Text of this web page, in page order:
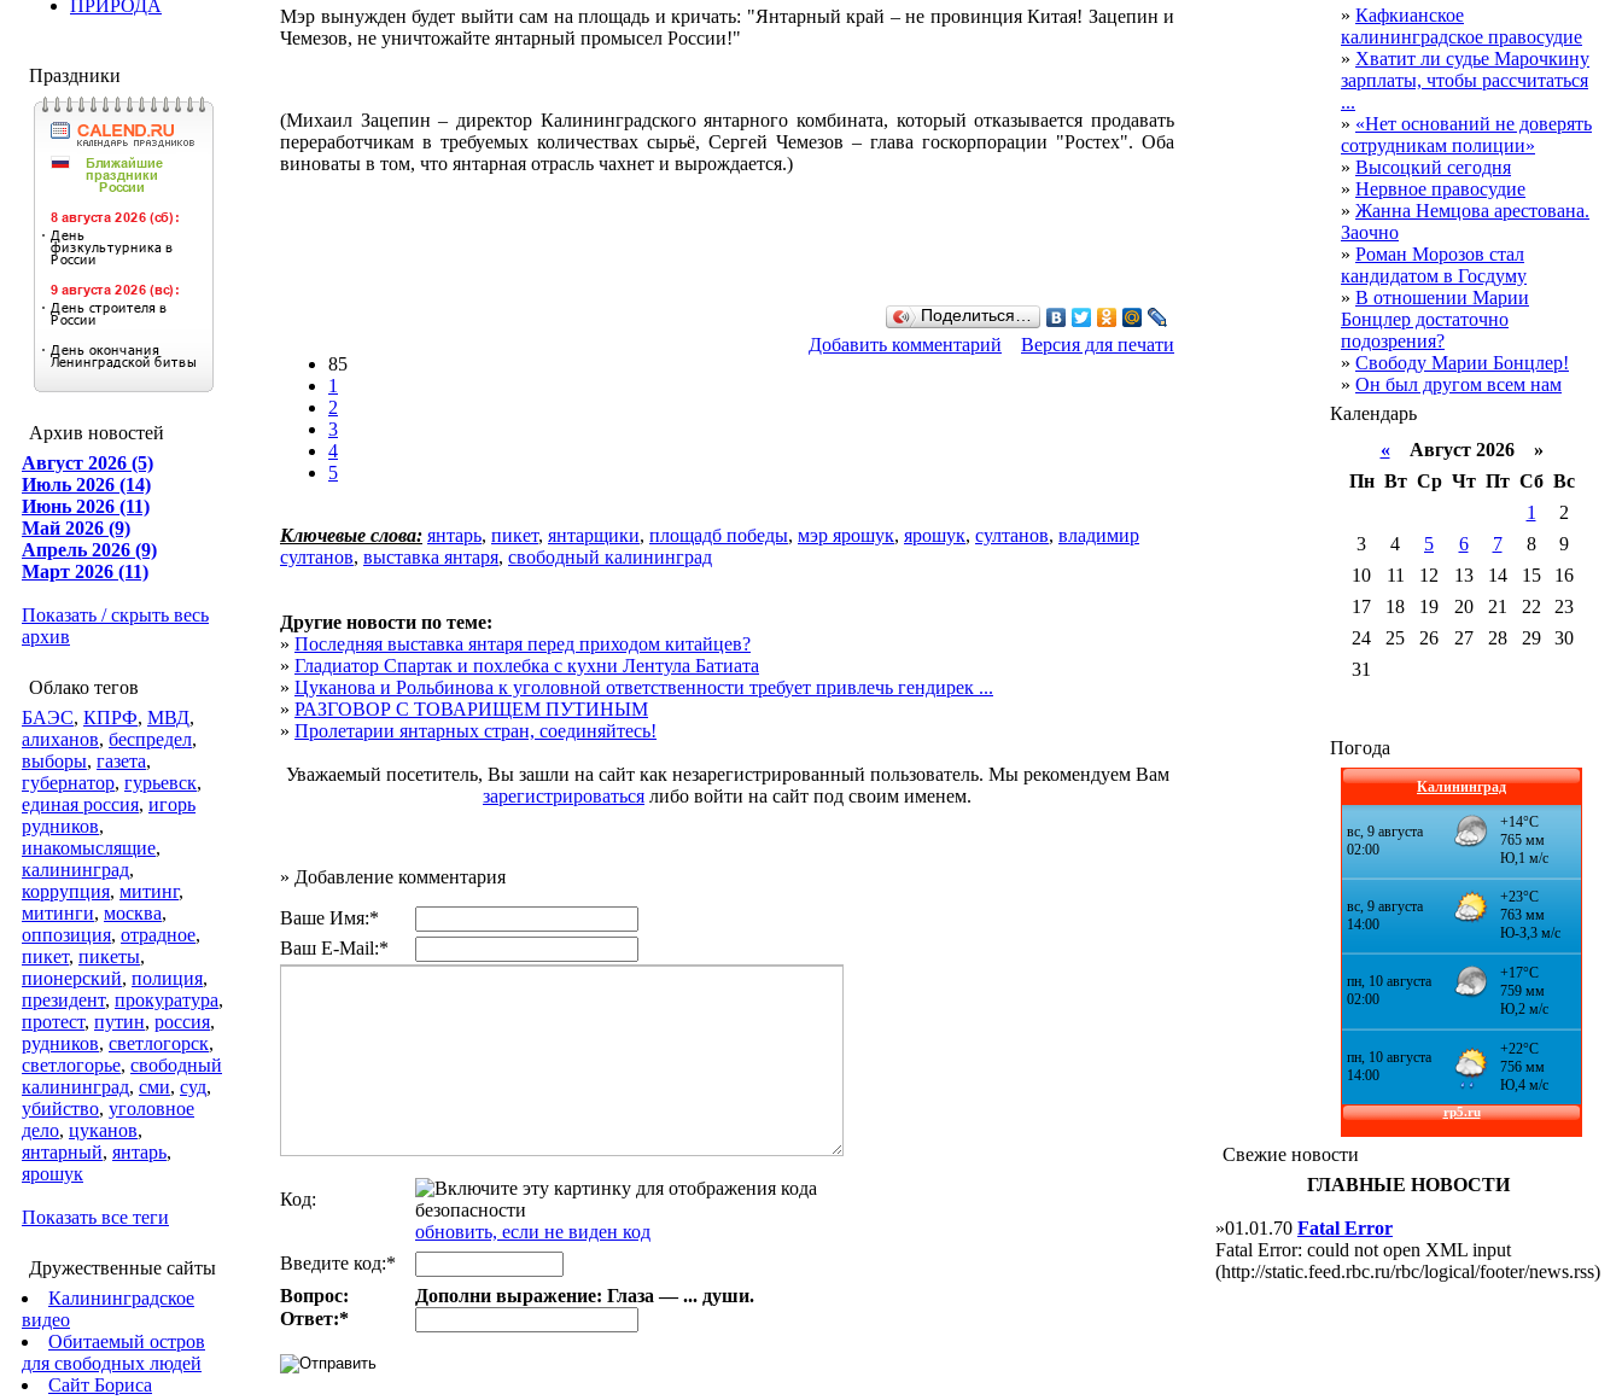
ПРИРОДА
Праздники
Архив новостей
Август 2026 (5)
Июль 2026 (14)
Июнь 2026 (11)
Май 2026 (9)
Апрель 2026 (9)
Март 2026 (11)
Показать / скрыть весь
архив
Облако тегов
БАЭС, КПРФ, МВД,
алиханов, беспредел,
выборы, газета,
губернатор, гурьевск,
единая россия, игорь
рудников,
инакомыслящие,
калининград,
коррупция, митинг,
митинги, москва,
оппозиция, отрадное,
пикет, пикеты,
пионерский, полиция,
президент, прокуратура,
протест, путин, россия,
рудников, светлогорск,
светлогорье, свободный
калининград, сми, суд,
убийство, уголовное
дело, цуканов,
янтарный, янтарь,
ярошук
Показать все теги
Дружественные сайты
Калининградское
видео
Обитаемый остров
для свободных людей
Сайт Бориса
Мэр вынужден будет выйти сам на площадь и кричать: "Янтарный край – не провинция Китая! Зацепин и
Чемезов, не уничтожайте янтарный промысел России!"
(Михаил Зацепин – директор Калининградского янтарного комбината, который отказывается продавать
переработчикам в требуемых количествах сырьё, Сергей Чемезов – глава госкорпорации "Ростех". Оба
виноваты в том, что янтарная отрасль чахнет и вырождается.)
Поделиться…
85
1
2
3
4
5
Добавить комментарий Версия для печати
Ключевые слова: янтарь, пикет, янтарщики, площадб победы, мэр ярошук, ярошук, султанов, владимир
султанов, выставка янтаря, свободный калининград
Другие новости по теме:
» Последняя выставка янтаря перед приходом китайцев?
» Гладиатор Спартак и похлебка с кухни Лентула Батиата
» Цуканова и Рольбинова к уголовной ответственности требует привлечь гендирек ...
» РАЗГОВОР С ТОВАРИЩЕМ ПУТИНЫМ
» Пролетарии янтарных стран, соединяйтесь!
Уважаемый посетитель, Вы зашли на сайт как незарегистрированный пользователь. Мы рекомендуем Вам
зарегистрироваться либо войти на сайт под своим именем.
» Добавление комментария
Ваше Имя:*
Ваш E-Mail:*
Код:
обновить, если не виден код
Введите код:*
Вопрос:
Дополни выражение: Глаза — ... души.
Ответ:*
» Кафкианское
калининградское правосудие
» Хватит ли судье Марочкину
зарплаты, чтобы рассчитаться
...
» «Нет оснований не доверять
сотрудникам полиции»
» Высоцкий сегодня
» Нервное правосудие
» Жанна Немцова арестована.
Заочно
» Роман Морозов стал
кандидатом в Госдуму
» В отношении Марии
Бонцлер достаточно
подозрения?
» Свободу Марии Бонцлер!
» Он был другом всем нам
Календарь
«Август 2026 »
Пн Вт Ср Чт Пт Сб Вс
1
2
3
4 5 6 7 8
9
10
11 12 13 14 15
16
17
18 19 20 21 22
23
24
25 26 27 28 29
30
31
Погода
Калининград
Свежие новости
ГЛАВНЫЕ НОВОСТИ
»01.01.70 Fatal Error
Fatal Error: could not open XML input
(http://static.feed.rbc.ru/rbc/logical/footer/news.rss)